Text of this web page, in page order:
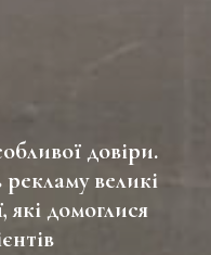
​​довіри.
великі
домоглися